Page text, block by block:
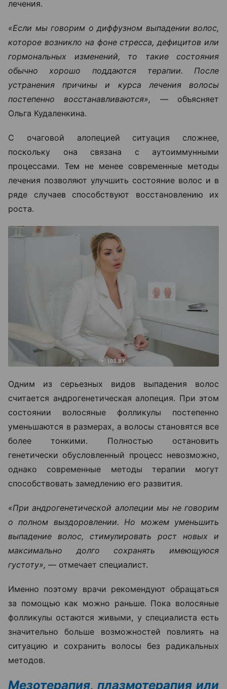
лечения.
«Если мы говорим о диффузном выпадении волос,
которое возникло на фоне стресса, дефицитов или
гормональных изменений, то такие состояния
обычно хорошо поддаются терапии. После
устранения причины и курса лечения волосы
постепенно восстанавливаются», —объясняет
Ольга Кудаленкина.
С очаговой алопецией ситуация сложнее,
поскольку она связана с аутоиммунными
процессами. Тем не менее современные методы
лечения позволяют улучшить состояние волос и в
ряде случаев способствуют восстановлению их
роста.
Одним из серьезных видов выпадения волос
считается андрогенетическая алопеция. При этом
состоянии волосяные фолликулы постепенно
уменьшаются в размерах, а волосы становятся все
более тонкими. Полностью остановить
генетически обусловленный процесс невозможно,
однако современные методы терапии могут
способствовать замедлению его развития.
«При андрогенетической алопеции мы не говорим
о полном выздоровлении. Но можем уменьшить
выпадение волос, стимулировать рост новых и
максимально долго сохранять имеющуюся
густоту», — отмечает специалист.
Именно поэтому врачи рекомендуют обращаться
за помощью как можно раньше. Пока волосяные
фолликулы остаются живыми, у специалиста есть
значительно больше возможностей повлиять на
ситуацию и сохранить волосы без радикальных
методов.
Мезотерапия, плазмотерапия или